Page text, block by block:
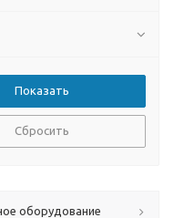
Сбросить
оборудование